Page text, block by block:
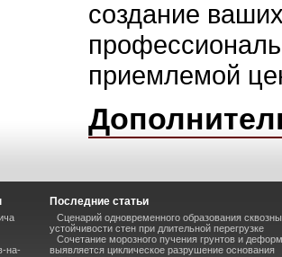
создание
приемлемой
на-
Последние статьи
Сценарий одновременного образования
устойчивости стен при длительной перегрузке
Сочетание морозного пучения грунтов и
выявляется циклическое разрушение основания